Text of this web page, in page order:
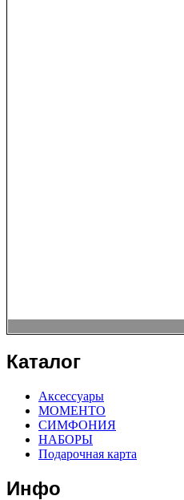
Каталог
Аксессуары
МОМЕНТО
СИМФОНИЯ
НАБОРЫ
Подарочная карта
Инфо